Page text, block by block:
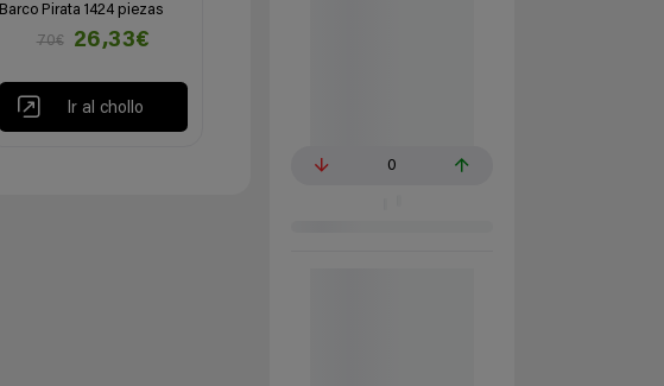
Barco Pirata 1424 piezas
70€
26,33€
Ir al chollo
0